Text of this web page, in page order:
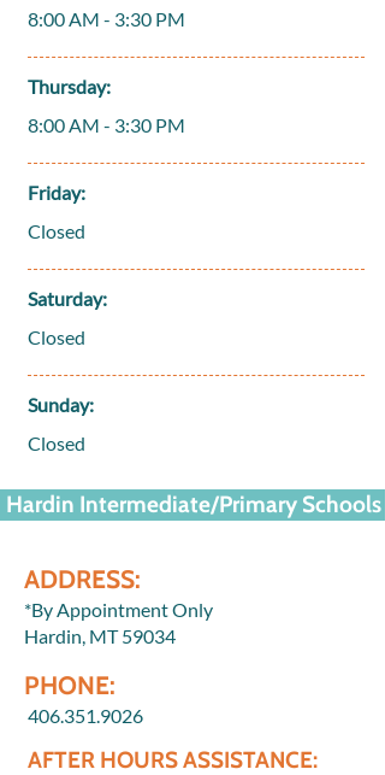
8:00 AM - 3:30 PM
Thursday:
8:00 AM - 3:30 PM
Friday:
Closed
Saturday:
Closed
Sunday:
Closed
Hardin Intermediate/Primary Schools
ADDRESS:
*By Appointment Only
Hardin, MT 59034
PHONE:
406.351.9026
AFTER HOURS ASSISTANCE: